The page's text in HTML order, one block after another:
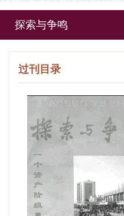
探索与争鸣
过刊目录